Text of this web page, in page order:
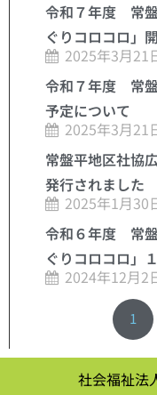
令和７年度 常
ぐりコロコロ」
2025年3月21
令和７年度 常
予定について
2025年3月21
常盤平地区社協
発行されました
2025年1月30
令和６年度 常
ぐりコロコロ」
2024年12月2
1
社会福祉